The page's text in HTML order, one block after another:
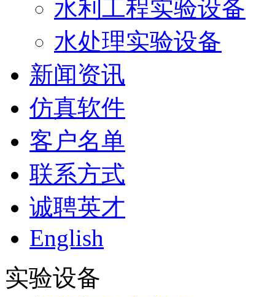
水利工程实验设备
水处理实验设备
新闻资讯
仿真软件
客户名单
联系方式
诚聘英才
English
实验设备